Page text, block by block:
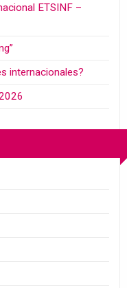
ETSINF –
internacionales?